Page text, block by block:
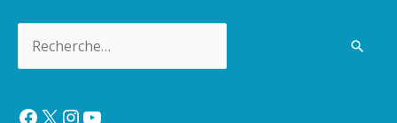
Facebook
X Instagram
YouTube